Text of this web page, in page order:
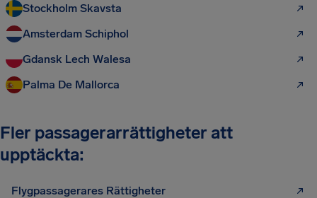
Stockholm Skavsta
Amsterdam Schiphol
Gdansk Lech Walesa
Palma De Mallorca
Fler passagerarrättigheter att
upptäckta:
Flygpassagerares Rättigheter